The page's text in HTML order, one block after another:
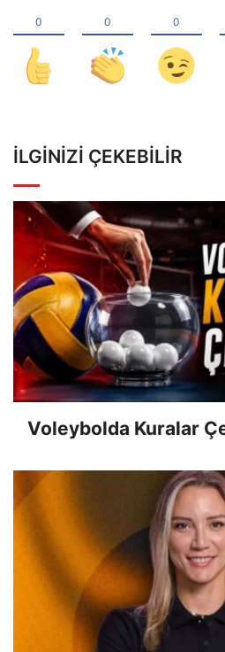
İLGINIZI ÇEKEBILIR
Voleybolda Kuralar